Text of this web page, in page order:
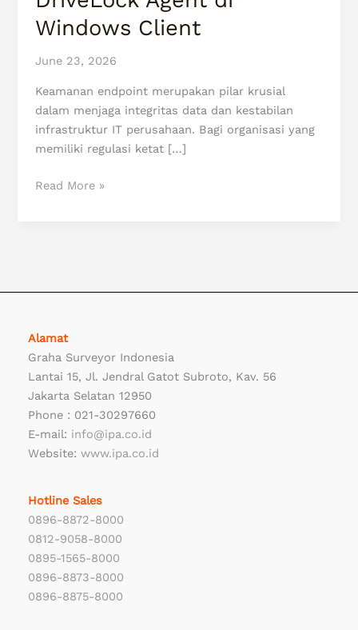
Windows Client
June 23, 2026
Keamanan endpoint merupakan pilar krusial
dalam menjaga integritas data dan kestabilan
infrastruktur IT perusahaan. Bagi organisasi yang
memiliki regulasi ketat […]
Read More »
Alamat
Graha Surveyor Indonesia
Lantai 15, Jl. Jendral Gatot Subroto, Kav. 56
Jakarta Selatan 12950
Phone : 021-30297660
E-mail: info@ipa.co.id
Website: www.ipa.co.id
Hotline Sales
0896-8872-8000
0812-9058-8000
0895-1565-8000
0896-8873-8000
0896-8875-8000